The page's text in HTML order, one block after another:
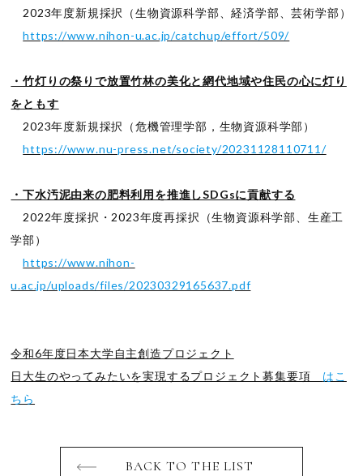
2023年度新規採択（生物資源科学部、経済学部、芸術学部）
https://www.nihon-u.ac.jp/catchup/effort/509/
・竹灯りの祭りで放置竹林の美化と網代地域や住民の心に灯り
をともす
2023年度新規採択（危機管理学部，生物資源科学部）
https://www.nu-press.net/society/20231128110711/
・下水汚泥由来の肥料利用を推進しSDGsに貢献する
2022年度採択・2023年度再採択（生物資源科学部、生産工
学部）
https://www.nihon-
u.ac.jp/uploads/files/20230329165637.pdf
令和6年度日本大学自主創造プロジェクト
日大生のやってみたいを実現するプロジェクト募集要項 はこ
ちら
BACK TO THE LIST